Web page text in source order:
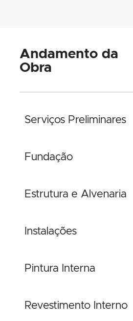
Andamento da
Obra
Serviços Preliminares
Fundação
Estrutura e Alvenaria
Instalações
Pintura Interna
Revestimento Interno